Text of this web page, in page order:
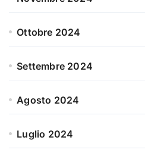
Ottobre 2024
Settembre 2024
Agosto 2024
Luglio 2024